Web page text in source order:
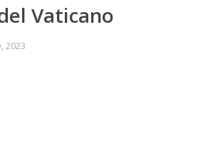
Vaticano
2023